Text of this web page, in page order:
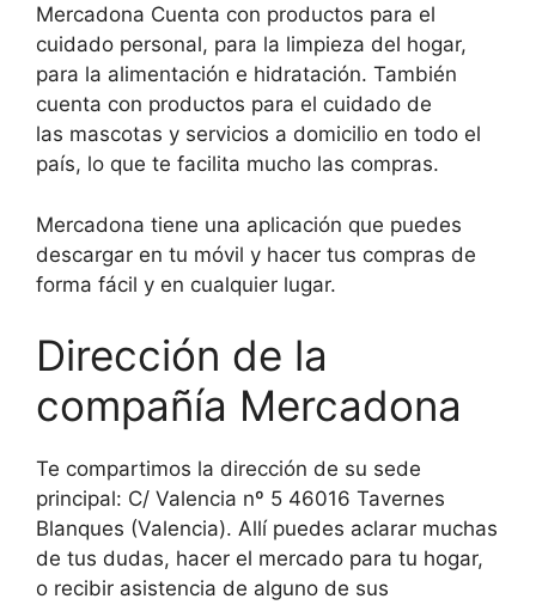
Mercadona Cuenta con productos para el
cuidado personal, para la limpieza del hogar,
para la alimentación e hidratación. También
cuenta con productos para el cuidado de
las mascotas y servicios a domicilio en todo el
país, lo que te facilita mucho las compras.
Mercadona tiene una aplicación que puedes
descargar en tu móvil y hacer tus compras de
forma fácil y en cualquier lugar.
Dirección de la
compañía Mercadona
Te compartimos la dirección de su sede
principal: C/ Valencia nº 5 46016 Tavernes
Blanques (Valencia). Allí puedes aclarar muchas
de tus dudas, hacer el mercado para tu hogar,
o recibir asistencia de alguno de sus